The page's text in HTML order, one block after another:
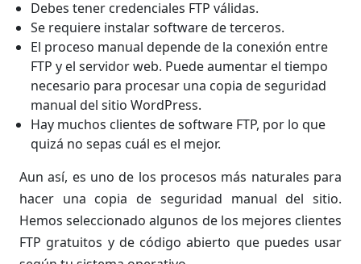
Debes tener credenciales FTP válidas.
Se requiere instalar software de terceros.
El proceso manual depende de la conexión entre
FTP y el servidor web. Puede aumentar el tiempo
necesario para procesar una copia de seguridad
manual del sitio WordPress.
Hay muchos clientes de software FTP, por lo que
quizá no sepas cuál es el mejor.
Aun así, es uno de los procesos más naturales para
hacer una copia de seguridad manual del sitio.
Hemos seleccionado algunos de los mejores clientes
FTP gratuitos y de código abierto que puedes usar